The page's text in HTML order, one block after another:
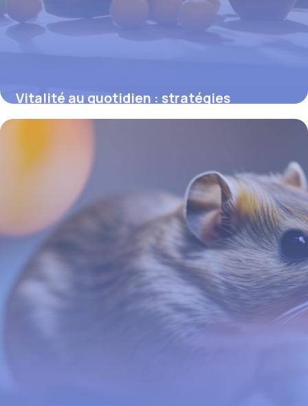
Vitalité au quotidien : stratégies
concrètes pour une santé rayonnante